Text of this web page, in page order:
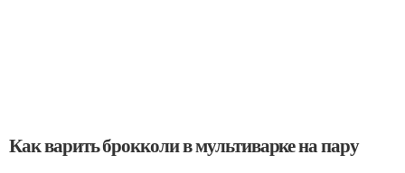
Как варить брокколи в мультиварке на пару